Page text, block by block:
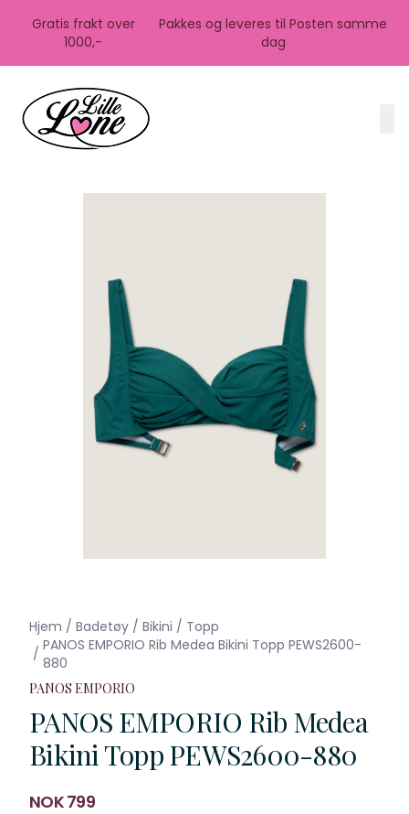
Gratis frakt over
1000,-
Pakkes og leveres til Posten samme
dag
Hjem / Badetøy / Bikini / Topp
/ PANOS EMPORIO Rib Medea Bikini Topp PEWS2600-
880
PANOS EMPORIO
PANOS EMPORIO Rib Medea
Bikini Topp PEWS2600-880
Produktdetaljer
NOK 799